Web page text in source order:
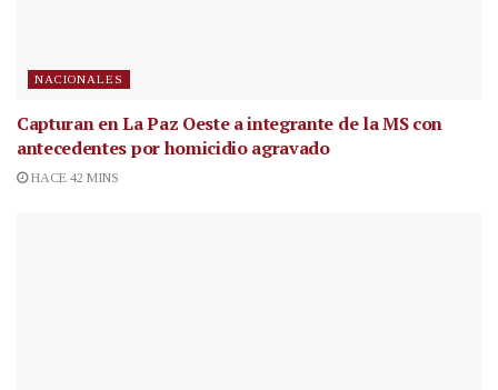
NACIONALES
Capturan en La Paz Oeste a integrante de la MS con
antecedentes por homicidio agravado
HACE 42 MINS